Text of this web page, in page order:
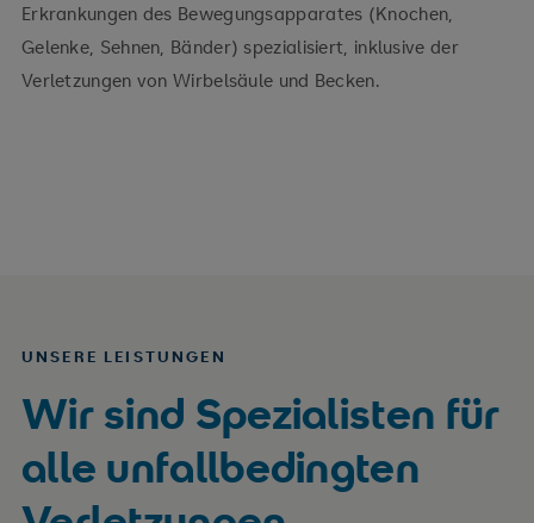
Erkrankungen des Bewegungsapparates (Knochen,
Gelenke, Sehnen, Bänder) spezialisiert, inklusive der
Verletzungen von Wirbelsäule und Becken.
UNSERE LEISTUNGEN
Wir sind Spezialisten für
alle unfallbedingten